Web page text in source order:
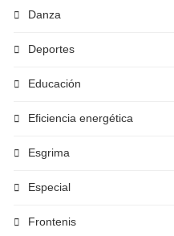
Danza
Deportes
Educación
Eficiencia energética
Esgrima
Especial
Frontenis